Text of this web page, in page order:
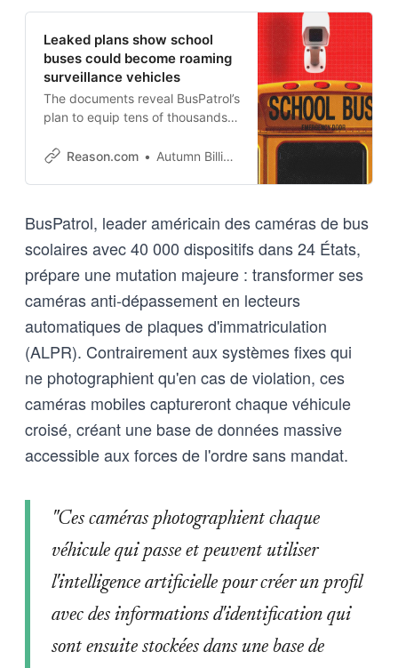
Leaked plans show school
buses could become roaming
surveillance vehicles
The documents reveal BusPatrol’s
plan to equip tens of thousands
readers and share the data with
Reason.com Autumn Billings
BusPatrol, leader américain des caméras de bus
scolaires avec 40 000 dispositifs dans 24 États,
prépare une mutation majeure : transformer ses
caméras anti-dépassement en lecteurs
automatiques de plaques d'immatriculation
(ALPR). Contrairement aux systèmes fixes qui
ne photographient qu'en cas de violation, ces
caméras mobiles captureront chaque véhicule
croisé, créant une base de données massive
accessible aux forces de l'ordre sans mandat.
"Ces caméras photographient chaque
véhicule qui passe et peuvent utiliser
l'intelligence artificielle pour créer un profil
avec des informations d'identification qui
sont ensuite stockées dans une base de